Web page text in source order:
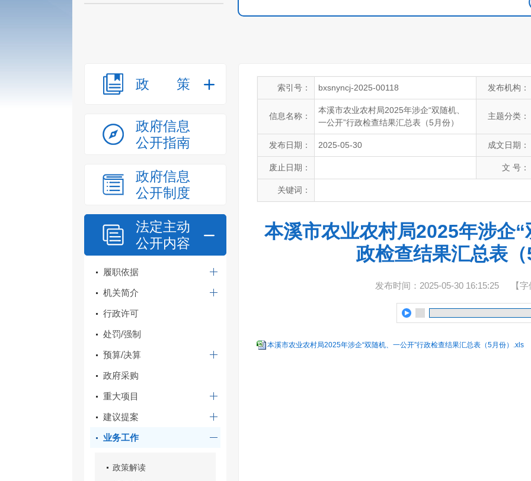
政策
政府信息
公开指南
政府信息
公开制度
法定主动
公开内容
履职依据
机关简介
行政许可
处罚/强制
预算/决算
政府采购
重大项目
建议提案
业务工作
政策解读
索引号： bxsnyncj-2025-00118 发布机构：
信息名称：
本溪市农业农村局2025年涉企“双随机、
一公开”行政检查结果汇总表（5月份）
主题分类：
发布日期： 2025-05-30 成文日期：
废止日期： 文 号：
关键词：
本溪市农业农村局2025年涉企
政检查结果汇总表（
发布时间：2025-05-30 16:15:25 【
本溪市农业农村局2025年涉企“双随机、一公开”行政检查结果汇总表（5月份）.xls